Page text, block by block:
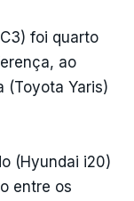
foi quarto
ao
(Toyota Yaris)
(Hyundai i20)
entre os